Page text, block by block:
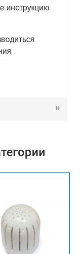
инструкцию